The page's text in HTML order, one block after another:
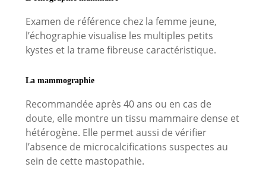
Examen de référence chez la femme jeune,
l’échographie visualise les multiples petits
kystes et la trame fibreuse caractéristique.
La mammographie
Recommandée après 40 ans ou en cas de
doute, elle montre un tissu mammaire dense et
hétérogène. Elle permet aussi de vérifier
l’absence de microcalcifications suspectes au
sein de cette mastopathie.